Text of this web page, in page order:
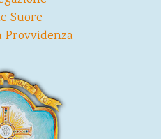
Suore